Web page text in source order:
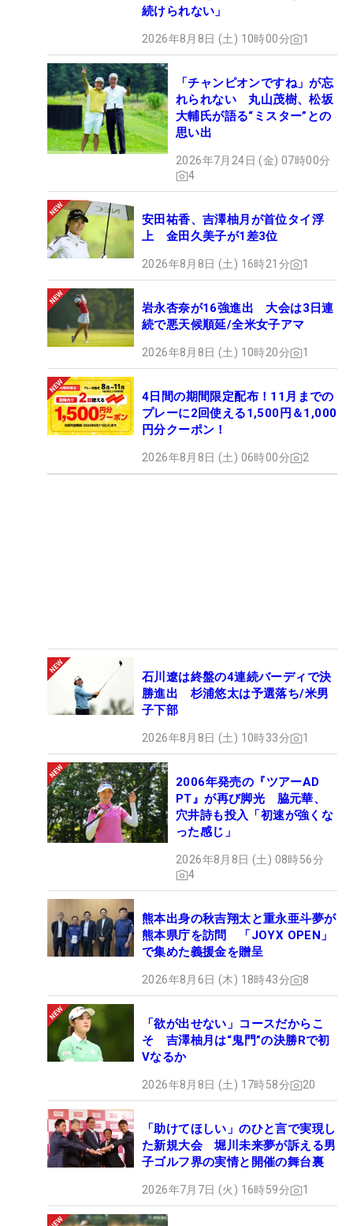
続けられない」
2026年8月8日 (土) 10時00分 1
「チャンピオンですね」が忘
れられない 丸山茂樹、松坂
大輔氏が語る“ミスター”との
思い出
2026年7月24日 (金) 07時00分
4
安田祐香、吉澤柚月が首位タイ浮
上 金田久美子が1差3位
2026年8月8日 (土) 16時21分 1
岩永杏奈が16強進出 大会は3日連
続で悪天候順延/全米女子アマ
2026年8月8日 (土) 10時20分 1
4日間の期間限定配布！11月までの
プレーに2回使える1,500円＆1,000
円分クーポン！
2026年8月8日 (土) 06時00分 2
石川遼は終盤の4連続バーディで決
勝進出 杉浦悠太は予選落ち/米男
子下部
2026年8月8日 (土) 10時33分 1
2006年発売の『ツアーAD
PT』が再び脚光 脇元華、
穴井詩も投入「初速が強くな
った感じ」
2026年8月8日 (土) 08時56分
4
熊本出身の秋吉翔太と重永亜斗夢が
熊本県庁を訪問 「JOYX OPEN」
で集めた義援金を贈呈
2026年8月6日 (木) 18時43分 8
「欲が出せない」コースだからこ
そ 吉澤柚月は“鬼門”の決勝Rで初
Vなるか
2026年8月8日 (土) 17時58分 20
「助けてほしい」のひと言で実現し
た新規大会 堀川未来夢が訴える男
子ゴルフ界の実情と開催の舞台裏
2026年7月7日 (火) 16時59分 1